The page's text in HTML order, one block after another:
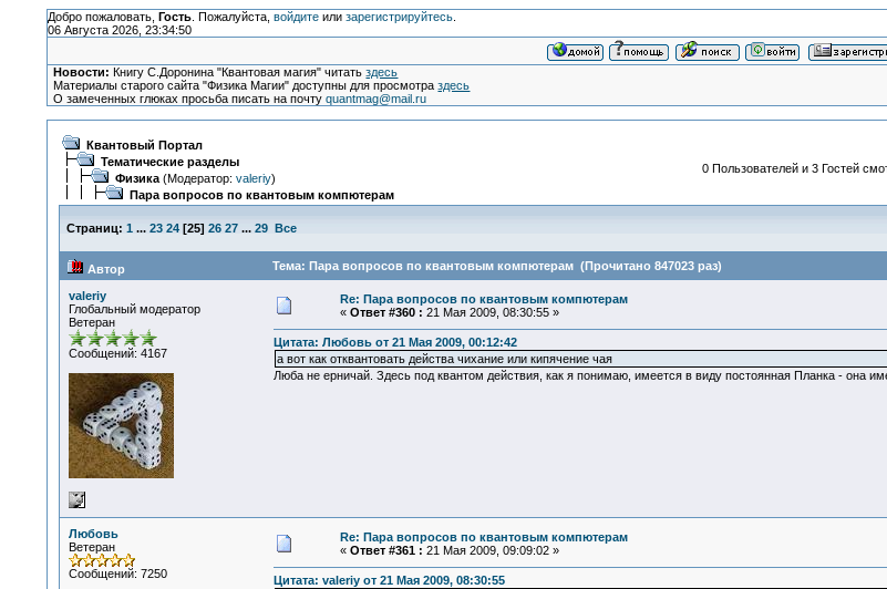
Добро пожаловать, Гость. Пожалуйста, войдитеили зарегистрируйтесь.
06 Августа 2026, 23:34:50
Новости: Книгу С.Доронина "Квантовая магия" читатьздесь
Материалы старого сайта "Физика Магии" доступны для просмотраздесь
О замеченных глюках просьба писать на почтуquantmag@mail.ru
Квантовый Портал
Тематические разделы
Физика(Модератор: valeriy)
Пара вопросов по квантовым компютерам
0 Пользователей и 3 Гостей
Страниц: 1 ... 23 24[25] 26 27 ... 29 Все
Автор Тема: Пара вопросов по квантовым компютерам (Прочитано 847023 раз)
valeriy
Глобальный модератор
Ветеран
Сообщений: 4167
Re: Пара вопросов по квантовым компютерам
« Ответ #360 : 21 Мая 2009, 08:30:55 »
Цитата: Любовь от 21 Мая 2009, 00:12:42
а вот как отквантовать действа чихание или кипячение чая
Люба не ерничай. Здесь под квантом действия, как я понимаю, имеется в виду постоянная Планка - она
Любовь
Ветеран
Сообщений: 7250
Re: Пара вопросов по квантовым компютерам
« Ответ #361 : 21 Мая 2009, 09:09:02 »
Цитата: valeriy от 21 Мая 2009, 08:30:55